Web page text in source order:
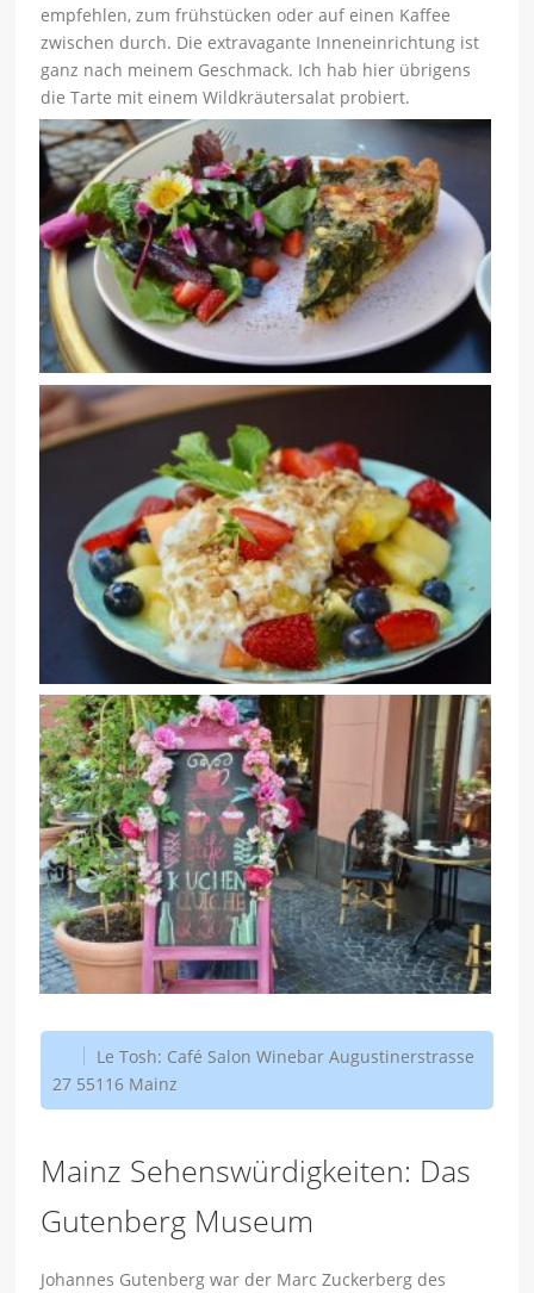
empfehlen, zum frühstücken oder auf einen Kaffee
zwischen durch. Die extravagante Inneneinrichtung ist
ganz nach meinem Geschmack. Ich hab hier übrigens
die Tarte mit einem Wildkräutersalat probiert.
Le Tosh: Café Salon Winebar Augustinerstrasse
27 55116 Mainz
Mainz Sehenswürdigkeiten: Das
Gutenberg Museum
Johannes Gutenberg war der Marc Zuckerberg des